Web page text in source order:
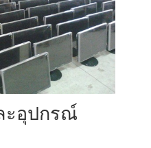
ะอุปกรณ์